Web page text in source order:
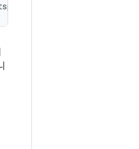
full -qt-hide-window